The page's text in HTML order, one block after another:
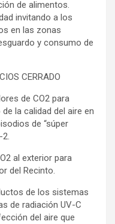
de alimentos.
invitando a los
en las zonas
y consumo de
CERRADO
de CO2 para
la calidad del aire en
de “súper
2.
al exterior para
del Recinto.
de los sistemas
de radiación UV-C
del aire que